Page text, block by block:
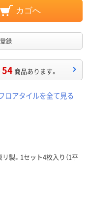
カゴへ
録
54 商品あります。
ロアタイルを全て見る
製。1セット4枚入り（1平